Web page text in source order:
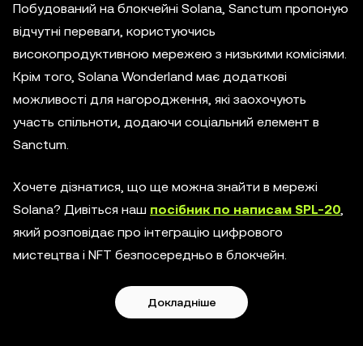
Побудований на блокчейні Solana, Sanctum пропоную
відчутні переваги, користуючись
високопродуктивною мережею з низькими комісіями.
Крім того, Solana Wonderland має додаткові
можливості для нагородження, які заохочують
участь спільноти, додаючи соціальний елемент в
Sanctum.
Хочете дізнатися, що ще можна знайти в мережі
Solana? Дивіться наш посібник по написам SPL-20,
який розповідає про інтеграцію цифрового
мистецтва і NFT безпосередньо в блокчейн.
Докладніше